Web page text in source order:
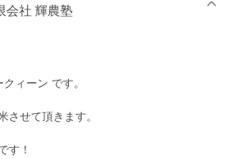
会社 輝農塾
ィーン です。
させて頂きます。
す！